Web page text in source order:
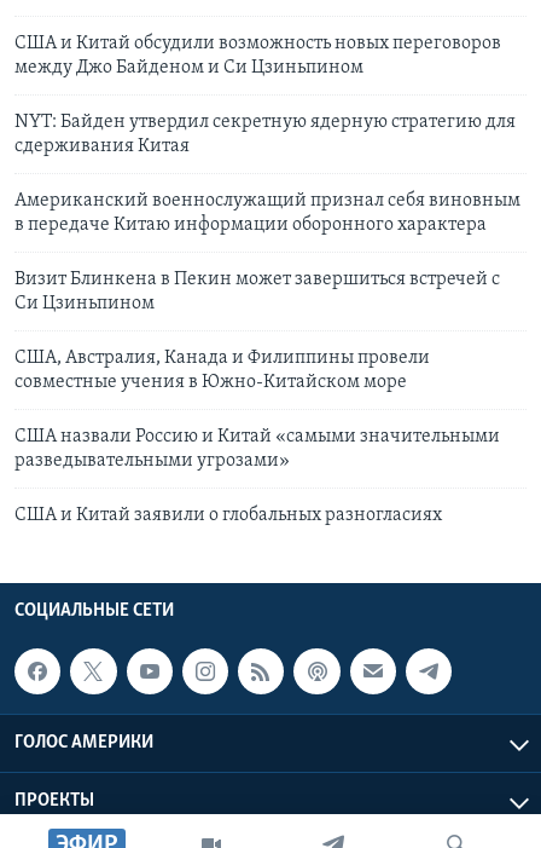
США и Китай обсудили возможность новых переговоров
между Джо Байденом и Си Цзиньпином
NYT: Байден утвердил секретную ядерную стратегию для
сдерживания Китая
Американский военнослужащий признал себя виновным
в передаче Китаю информации оборонного характера
Визит Блинкена в Пекин может завершиться встречей с
Си Цзиньпином
США, Австралия, Канада и Филиппины провели
совместные учения в Южно-Китайском море
США назвали Россию и Китай «самыми значительными
разведывательными угрозами»
США и Китай заявили о глобальных разногласиях
СОЦИАЛЬНЫЕ СЕТИ
ГОЛОС АМЕРИКИ
ПРОЕКТЫ